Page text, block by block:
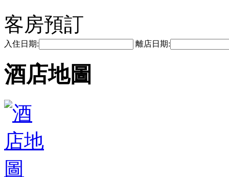
客房預訂
入住日期: 離店日期:
酒店地圖